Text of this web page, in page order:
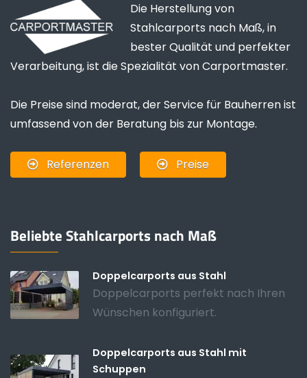
Die Herstellung von
Stahlcarports nach Maß, in
bester Qualität und perfekter
Verarbeitung, ist die Spezialität von Carportmaster.
Die Preise sind moderat, der Service für Bauherren ist
umfassend von der Beratung bis zur Montage.
Referenzen Preise
Beliebte Stahlcarports nach Maß
Doppelcarports aus Stahl
Doppelcarports perfekt nach Ihren
Wünschen konfiguriert.
Doppelcarports aus Stahl mit
Schuppen